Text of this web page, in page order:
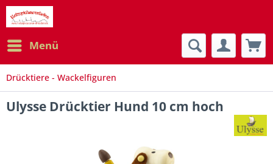
Menü
Drücktiere - Wackelfiguren
Ulysse Drücktier Hund 10 cm hoch